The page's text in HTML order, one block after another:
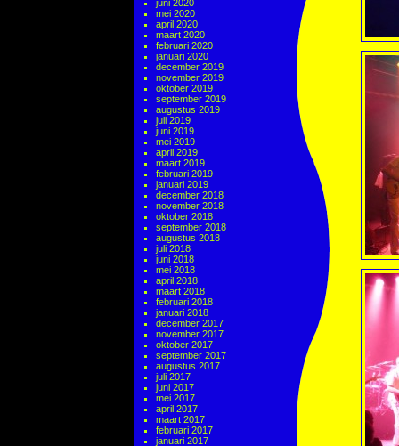
juni 2020
mei 2020
april 2020
maart 2020
februari 2020
januari 2020
december 2019
november 2019
oktober 2019
september 2019
augustus 2019
juli 2019
juni 2019
mei 2019
april 2019
maart 2019
februari 2019
januari 2019
december 2018
november 2018
oktober 2018
september 2018
augustus 2018
juli 2018
juni 2018
mei 2018
april 2018
maart 2018
februari 2018
januari 2018
december 2017
november 2017
oktober 2017
september 2017
augustus 2017
juli 2017
juni 2017
mei 2017
april 2017
maart 2017
februari 2017
januari 2017